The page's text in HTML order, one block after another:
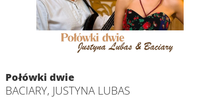
Połówki dwie
BACIARY, JUSTYNA LUBAS